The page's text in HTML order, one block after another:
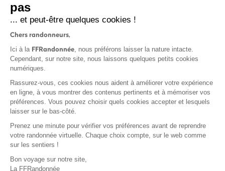
Protection des données
Politique de confidentialité
pas
... et peut-être quelques cookies !
Chers randonneurs,
Ici à la FFRandonnée, nous préférons laisser la nature intacte.
Cependant, sur notre site, nous laissons quelques petits cookies
numériques.
Rassurez-vous, ces cookies nous aident à améliorer votre expérience
en ligne, à vous montrer des contenus pertinents et à mémoriser vos
préférences. Vous pouvez choisir quels cookies accepter et lesquels
laisser sur le bas-côté.
Prenez une minute pour vérifier vos préférences avant de reprendre
votre randonnée virtuelle. Chaque choix compte, sur le web comme
sur les sentiers !
Bon voyage sur notre site,
La FFRandonnée